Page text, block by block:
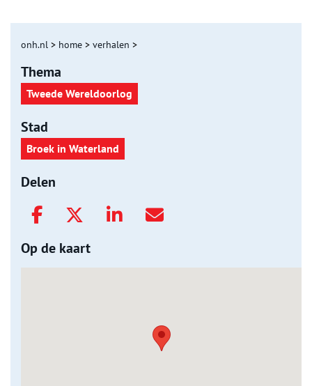
onh.nl > home > verhalen >
Thema
Tweede Wereldoorlog
Stad
Broek in Waterland
Delen
Op de kaart